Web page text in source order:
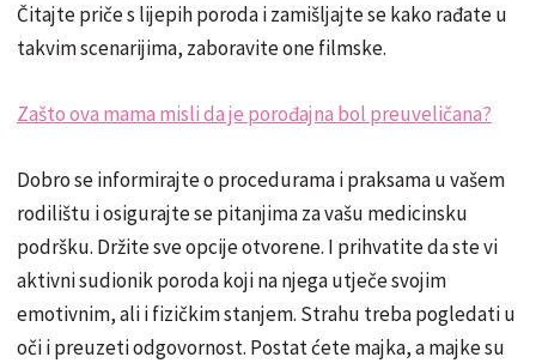
Čitajte priče s lijepih poroda i zamišljajte se kako rađate u
takvim scenarijima, zaboravite one filmske.
Zašto ova mama misli da je porođajna bol preuveličana?
Dobro se informirajte o procedurama i praksama u vašem
rodilištu i osigurajte se pitanjima za vašu medicinsku
podršku. Držite sve opcije otvorene. I prihvatite da ste vi
aktivni sudionik poroda koji na njega utječe svojim
emotivnim, ali i fizičkim stanjem. Strahu treba pogledati u
oči i preuzeti odgovornost. Postat ćete majka, a majke su